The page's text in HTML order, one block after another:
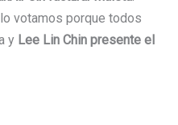
votamos porque todos
y Lee Lin Chin presente el